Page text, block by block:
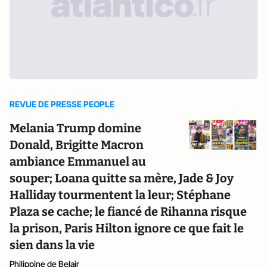
REVUE DE PRESSE PEOPLE
Melania Trump domine
Donald, Brigitte Macron
ambiance Emmanuel au
souper; Loana quitte sa mère, Jade & Joy
Halliday tourmentent la leur; Stéphane
Plaza se cache; le fiancé de Rihanna risque
la prison, Paris Hilton ignore ce que fait le
sien dans la vie
Philippine de Belair